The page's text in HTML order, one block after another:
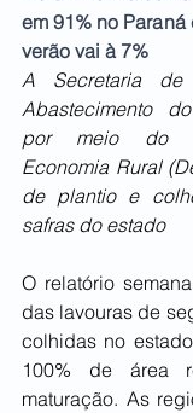
em 91% no
verão vai à 7%
A Secretaria
Abastecimento
por meio do
Economia Rural
de plantio e
safras do
O relatório
das lavouras de
colhidas no
100% de área
maturação. As